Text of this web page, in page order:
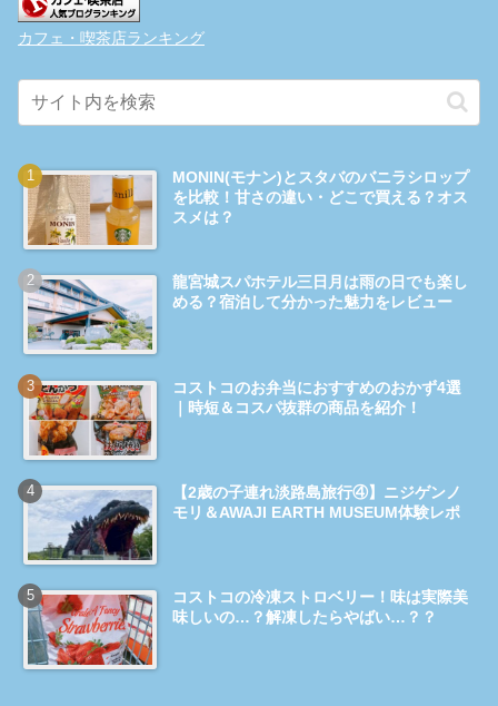
カフェ・喫茶店ランキング
MONIN(モナン)とスタバのバニラシロップ
を比較！甘さの違い・どこで買える？オス
スメは？
龍宮城スパホテル三日月は雨の日でも楽し
める？宿泊して分かった魅力をレビュー
コストコのお弁当におすすめのおかず4選
｜時短＆コスパ抜群の商品を紹介！
【2歳の子連れ淡路島旅行④】ニジゲンノ
モリ＆AWAJI EARTH MUSEUM体験レポ
コストコの冷凍ストロベリー！味は実際美
味しいの…？解凍したらやばい…？？